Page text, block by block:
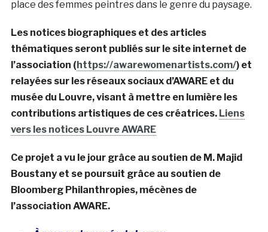
place des femmes peintres dans le genre du paysage.
Les notices biographiques et des articles
thématiques seront publiés sur le site internet de
l’association (https://awarewomenartists.com/) et
relayées sur les réseaux sociaux d’AWARE et du
musée du Louvre, visant à mettre en lumière les
contributions artistiques de ces créatrices. Liens
vers les notices Louvre AWARE
Ce projet a vu le jour grâce au soutien de M. Majid
Boustany et se poursuit grâce au soutien de
Bloomberg Philanthropies, mécènes de
l’association AWARE.